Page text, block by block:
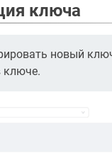
ключа
новый
ключе.